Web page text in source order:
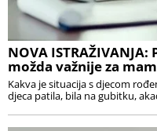
NOVA
možda važnije za
Kakva je situacija s djecom
djeca patila, bila na gubitku,